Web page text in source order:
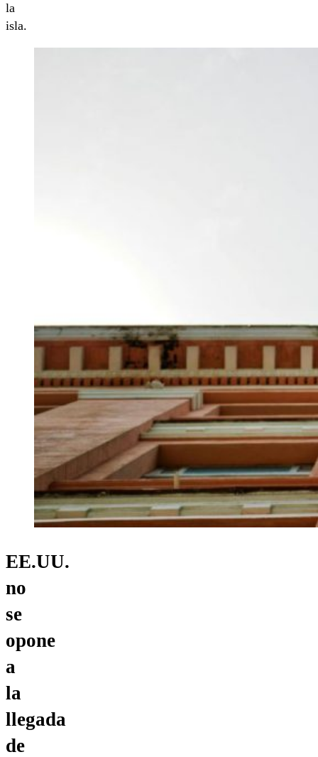
la
isla.
EE.UU.
no
se
opone
a
la
llegada
de